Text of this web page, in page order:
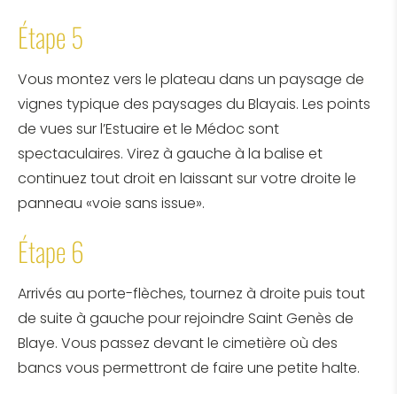
Étape 5
Vous montez vers le plateau dans un paysage de
vignes typique des paysages du Blayais. Les points
de vues sur l’Estuaire et le Médoc sont
spectaculaires. Virez à gauche à la balise et
continuez tout droit en laissant sur votre droite le
panneau «voie sans issue».
Étape 6
Arrivés au porte-flèches, tournez à droite puis tout
de suite à gauche pour rejoindre Saint Genès de
Blaye. Vous passez devant le cimetière où des
bancs vous permettront de faire une petite halte.